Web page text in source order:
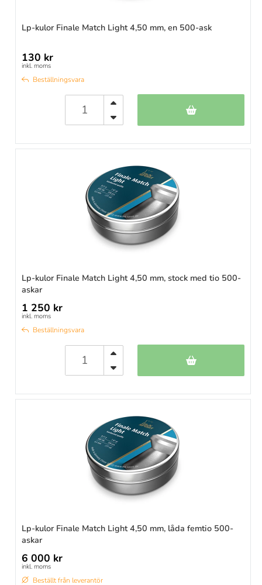
Lp-kulor Finale Match Light 4,50 mm, en 500-ask
130 kr
inkl. moms
Beställningsvara
Lp-kulor Finale Match Light 4,50 mm, stock med tio 500-
askar
1 250 kr
inkl. moms
Beställningsvara
Lp-kulor Finale Match Light 4,50 mm, låda femtio 500-
askar
6 000 kr
inkl. moms
Beställt från leverantör